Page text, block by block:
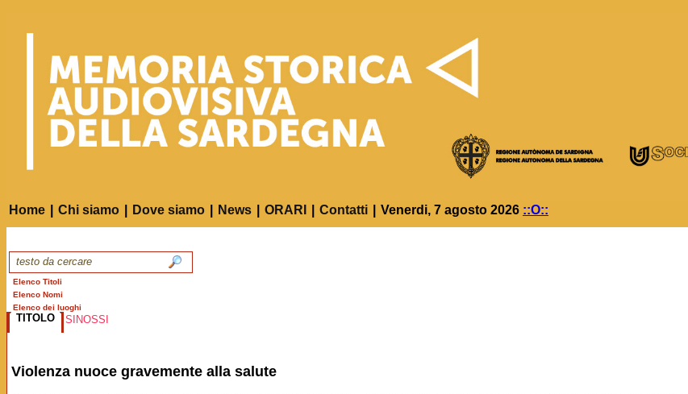
Home Chi siamo Dove siamo News ORARI Contatti Venerdi, 7 agosto 2026 ::O::
Elenco Titoli
Elenco Nomi
Elenco dei luoghi
TITOLO SINOSSI
Violenza nuoce gravemente alla salute